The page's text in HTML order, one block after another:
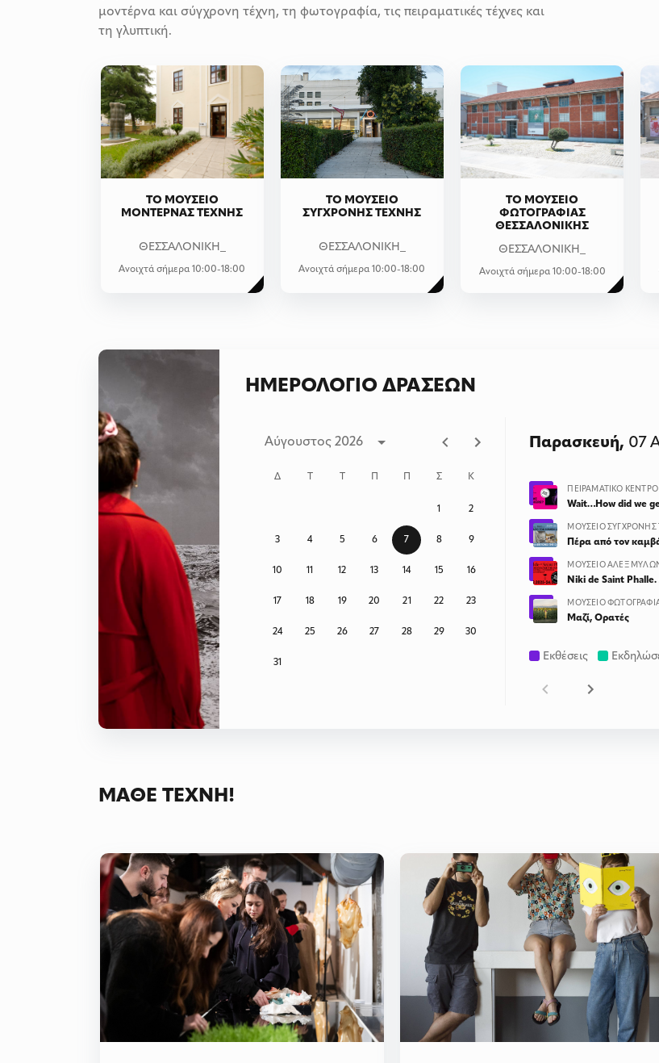
μοντέρνα και σύγχρονη τέχνη, τη φωτογραφία, τις πειραματικές τέχνες και
τη γλυπτική.
ΤΟ ΜΟΥΣΕΙΟ
ΜΟΝΤΕΡΝΑΣ ΤΕΧΝΗΣ
ΘΕΣΣΑΛΟΝΙΚΗ_
Ανοιχτά σήμερα 10:00-18:00
ΤΟ ΜΟΥΣΕΙΟ
ΣΥΓΧΡΟΝΗΣ ΤΕΧΝΗΣ
ΘΕΣΣΑΛΟΝΙΚΗ_
Ανοιχτά σήμερα 10:00-18:00
ΤΟ ΜΟΥΣΕΙΟ
ΦΩΤΟΓΡΑΦΙΑΣ
ΘΕΣΣΑΛΟΝΙΚΗΣ
ΘΕΣΣΑΛΟΝΙΚΗ_
Ανοιχτά σήμερα 10:00-18:00
ΗΜΕΡΟΛΟΓΙΟ ΔΡΑΣΕΩΝ
Αύγουστος 2026
Δ Σ Κ
1 2
3 4 5 6 7 8 9
10 11 12 13 14 15 16
17 18 19 20 21 22 23
24 25 26 27 28 29 30
31
Παρασκευή, 07
ΠΕΙΡΑΜΑΤΙΚΌ
Wait…How did we
ΜΟΥΣΕΊΟ ΣΎΓΧΡΟΝΗΣ
Πέρα από τον
ΜΟΥΣΕΊΟ ΆΛΕΞ
Niki de Saint Phalle.
ΜΟΥΣΕΊΟ
Μαζί, Ορατές
Εκθέσεις
ΜΑΘΕ ΤΕΧΝΗ!